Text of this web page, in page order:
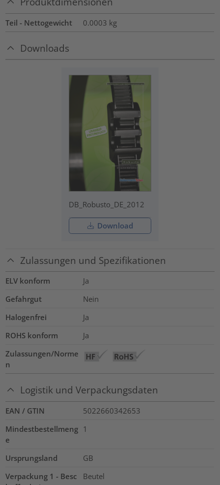
Teil - Nettogewicht 0.0003 kg
Downloads
DB_Robusto_DE_2012
Download
Zulassungen und Spezifikationen
ELV konform
Ja
Gefahrgut
Nein
Halogenfrei
Ja
ROHS konform
Ja
Zulassungen/Norme
n
Logistik und Verpackungsdaten
EAN / GTIN
5022660342653
Mindestbestellmeng
e
1
Ursprungsland
GB
Verpackung 1 - Besc
Beutel